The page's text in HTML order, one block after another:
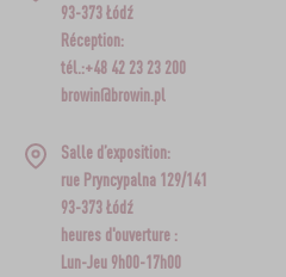
93-373 Łódź
Réception:
tél.:+48 42 23 23 200
browin@browin.pl
Salle d’exposition:
rue Pryncypalna 129/141
93-373 Łódź
heures d'ouverture :
Lun-Jeu 9h00-17h00